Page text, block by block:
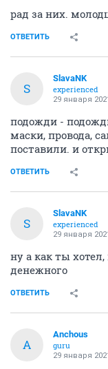
рад за них.
ОТВЕТИТЬ
S
SlavaNK
experienced
29 января
подожди -
маски, провода,
поставили. и
ОТВЕТИТЬ
S
SlavaNK
experienced
29 января
ну а как ты
денежного
ОТВЕТИТЬ
A
Anchous
guru
29 января